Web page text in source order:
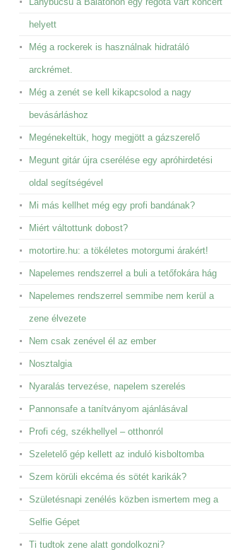
helyett
Még a rockerek is használnak hidratáló
arckrémet.
Még a zenét se kell kikapcsolod a nagy
bevásárláshoz
Megénekeltük, hogy megjött a gázszerelő
Megunt gitár újra cserélése egy apróhirdetési
oldal segítségével
Mi más kellhet még egy profi bandának?
Miért váltottunk dobost?
motortire.hu: a tökéletes motorgumi árakért!
Napelemes rendszerrel a buli a tetőfokára hág
Napelemes rendszerrel semmibe nem kerül a
zene élvezete
Nem csak zenével él az ember
Nosztalgia
Nyaralás tervezése, napelem szerelés
Pannonsafe a tanítványom ajánlásával
Profi cég, székhellyel – otthonról
Szeletelő gép kellett az induló kisboltomba
Szem körüli ekcéma és sötét karikák?
Születésnapi zenélés közben ismertem meg a
Selfie Gépet
Ti tudtok zene alatt gondolkozni?